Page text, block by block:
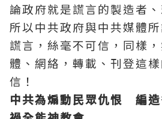
論政府就是謊言的製造者
所以中共政府與中共媒體
謊言，絲毫不可信，同樣
體、網絡，轉載、刊登這
信！
中共為煽動民眾仇恨 編